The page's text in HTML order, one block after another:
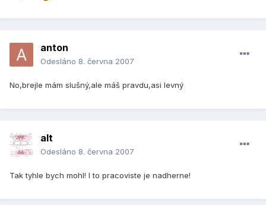
anton
Odesláno 8. června 2007
No,brejle mám slušný,ale máš pravdu,asi levný
alt
Odesláno 8. června 2007
Tak tyhle bych mohl! I to pracoviste je nadherne!